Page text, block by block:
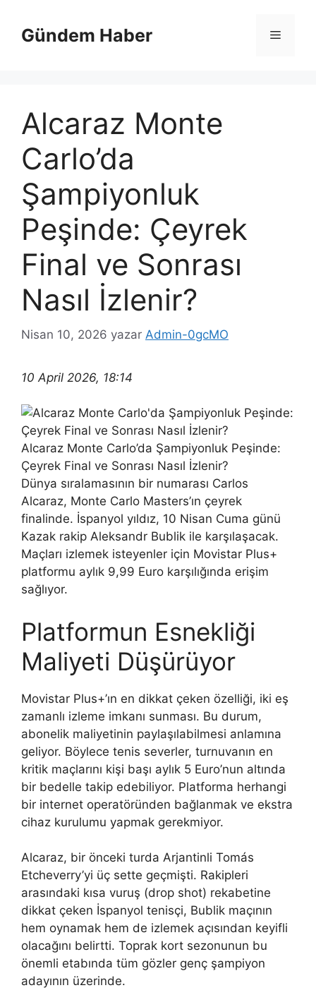
Gündem Haber Menü
Alcaraz Monte
Carlo’da
Şampiyonluk
Peşinde: Çeyrek
Final ve Sonrası
Nasıl İzlenir?
Nisan 10, 2026 yazar Admin-0gcMO
10 April 2026, 18:14
Alcaraz Monte Carlo’da Şampiyonluk Peşinde:
Çeyrek Final ve Sonrası Nasıl İzlenir?
Dünya sıralamasının bir numarası Carlos
Alcaraz, Monte Carlo Masters’ın çeyrek
finalinde. İspanyol yıldız, 10 Nisan Cuma günü
Kazak rakip Aleksandr Bublik ile karşılaşacak.
Maçları izlemek isteyenler için Movistar Plus+
platformu aylık 9,99 Euro karşılığında erişim
sağlıyor.
Platformun Esnekliği
Maliyeti Düşürüyor
Movistar Plus+’ın en dikkat çeken özelliği, iki eş
zamanlı izleme imkanı sunması. Bu durum,
abonelik maliyetinin paylaşılabilmesi anlamına
geliyor. Böylece tenis severler, turnuvanın en
kritik maçlarını kişi başı aylık 5 Euro’nun altında
bir bedelle takip edebiliyor. Platforma herhangi
bir internet operatöründen bağlanmak ve ekstra
cihaz kurulumu yapmak gerekmiyor.
Alcaraz, bir önceki turda Arjantinli Tomás
Etcheverry’yi üç sette geçmişti. Rakipleri
arasındaki kısa vuruş (drop shot) rekabetine
dikkat çeken İspanyol tenisçi, Bublik maçının
hem oynamak hem de izlemek açısından keyifli
olacağını belirtti. Toprak kort sezonunun bu
önemli etabında tüm gözler genç şampiyon
adayının üzerinde.